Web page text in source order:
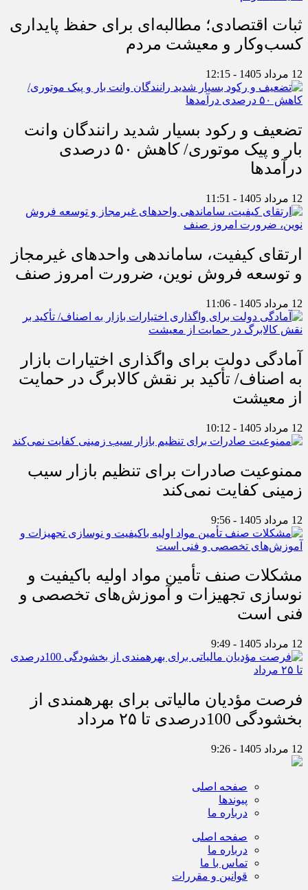
ثبات اقتصادی؛ مطالبه‌ای برای حفظ پایداری
کسب‌وکار و معیشت مردم
12 مرداد 1405 - 12:15
تضعیف و رکود بسیار شدید رانندگان وانت
بار و پیک موتوری/ کاهش ۵۰ درصدی
درآمدها
12 مرداد 1405 - 11:51
ارتقای کیفیت، ساماندهی واحدهای غیرمجاز
و توسعه فروش نوین، ضرورت امروز صنف
12 مرداد 1405 - 11:06
آمادگی دولت برای واگذاری اختیارات بازار
به اصناف/ تأکید بر نقش کالابرگ در حمایت
از معیشت
12 مرداد 1405 - 10:12
ممنوعیت صادرات برای تنظیم بازار سیب
زمینی کفایت نمی‌کند
12 مرداد 1405 - 9:56
مشکلات صنف تأمین مواد اولیه باکیفیت و
نوسازی تجهیزات و آموزش‌های تخصصی و
فنی است
12 مرداد 1405 - 9:49
فرصت مؤدیان مالیاتی برای بهره‎مندی از
بخشودگی 100درصدی تا ۲۵ مرداد
12 مرداد 1405 - 9:26
صفحه اصلی
پیوندها
درباره ما
صفحه اصلی
درباره ما
تماس با ما
قوانین و مقررات